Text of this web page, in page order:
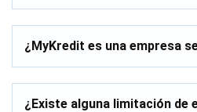
¿MyKredit es una empresa
¿Existe alguna limitación de